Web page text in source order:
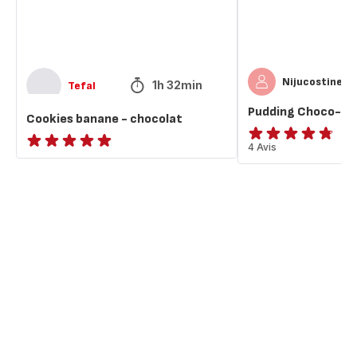
Tefal 1h 32min
Cookies banane - chocolat
ratings.NaN
Nijucostine
Pudding Choco-
ratings.4.7
4 Avis